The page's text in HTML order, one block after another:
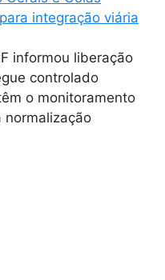
integração viária
informou liberação
controlado
o monitoramento